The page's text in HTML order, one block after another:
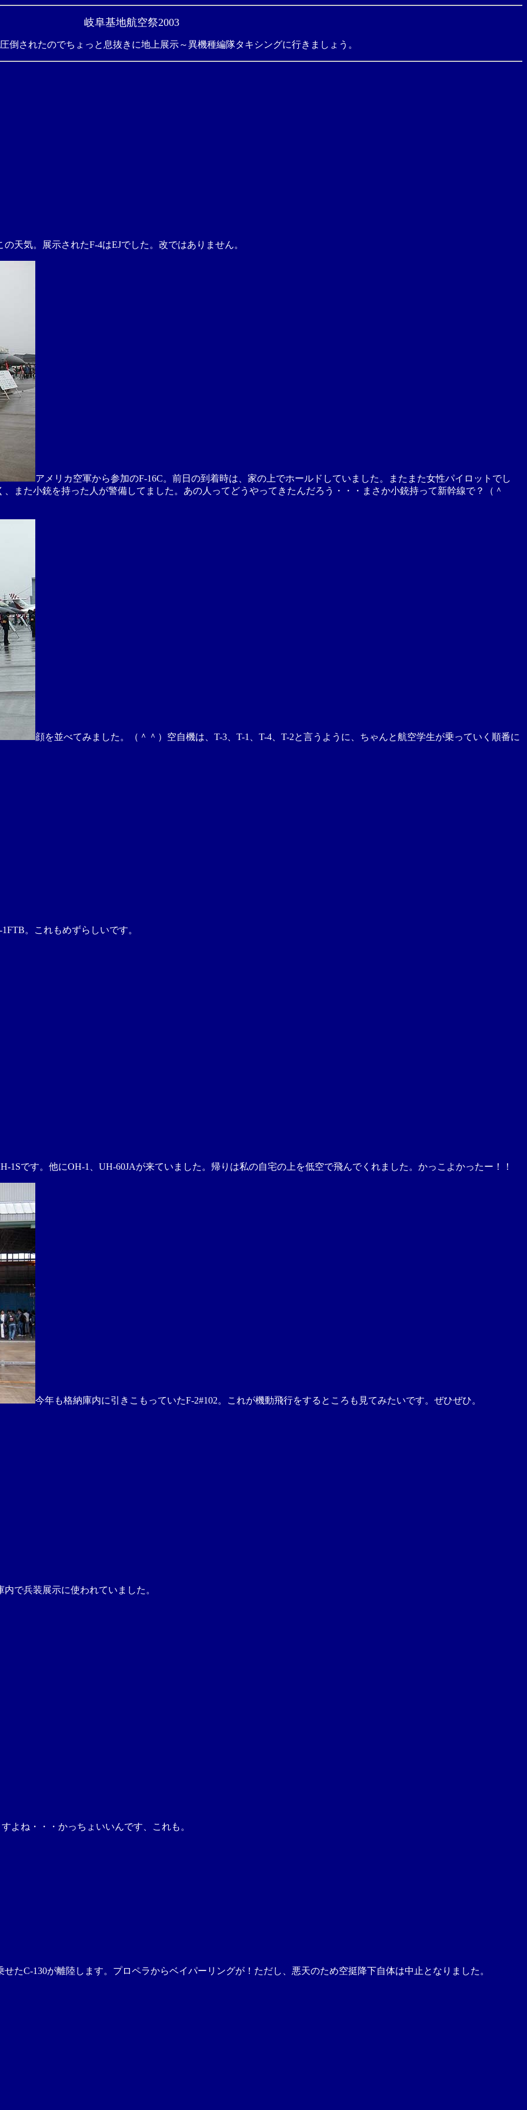
岐阜基地航空祭2003
倒されたのでちょっと息抜きに地上展示～異機種編隊タキシングに行きましょう。
の天気。展示されたF-4はEJでした。改ではありません。
アメリカ空軍から参加のF-16C。前日の到着時は、家の上でホールドしていました。またまた女性パイロットでし
また小銃を持った人が警備してました。あの人ってどうやってきたんだろう・・・まさか小銃持って新幹線で？（＾
顔を並べてみました。（＾＾）空自機は、T-3、T-1、T-4、T-2と言うように、ちゃんと航空学生が乗っていく順番に
。これもめずらしいです。
1Sです。他にOH-1、UH-60JAが来ていました。帰りは私の自宅の上を低空で飛んでくれました。かっこよかったー！！
今年も格納庫内に引きこもっていたF-2#102。これが機動飛行をするところも見てみたいです。ぜひぜひ。
内で兵装展示に使われていました。
よね・・・かっちょいいんです、これも。
せたC-130が離陸します。プロペラからベイパーリングが！ただし、悪天のため空挺降下自体は中止となりました。